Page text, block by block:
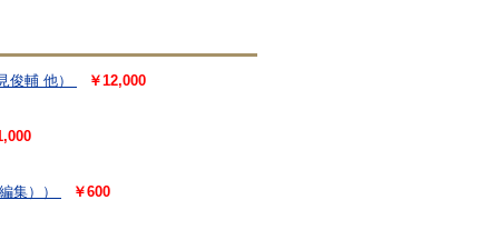
輔 他） ￥12,000
集）） ￥600